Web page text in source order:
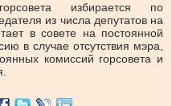
избирается по
из числа депутатов на
в совете на постоянной
в случае отсутствия мэра,
комиссий горсовета и